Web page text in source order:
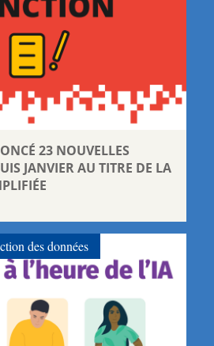
23 NOUVELLES
JANVIER AU TITRE DE LA
des données